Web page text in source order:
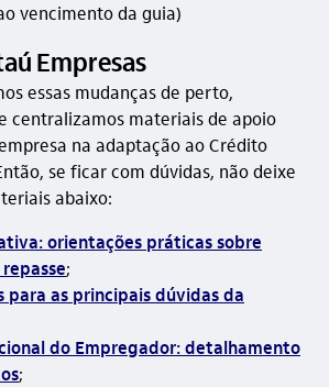
vencimento da guia)
Empresas
essas mudanças de perto,
centralizamos materiais de apoio
na adaptação ao Crédito
se ficar com dúvidas, não deixe
abaixo:
orientações práticas sobre
;
para as principais dúvidas da
do Empregador: detalhamento
;